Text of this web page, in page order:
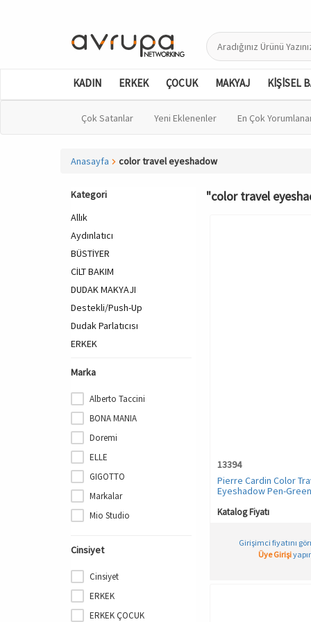
KADIN ERKEK ÇOCUK MAKYAJ KİŞİSEL
Çok Satanlar Yeni Eklenenler En Çok
Anasayfa color travel eyeshadow
Kategori
Allık
Aydınlatıcı
BÜSTİYER
CİLT BAKIM
DUDAK MAKYAJI
Destekli/Push-Up
Dudak Parlatıcısı
ERKEK
FANTEZİ GİYİM
GECELİK
GÖZ MAKYAJI
Göz Farı
KADIN
KADIN PLAJ GİYİM
KOLONYA
KORSE
Kolonya
MAKYAJ
Maske & Peeling
Nemlendirme
Marka
Alberto Taccini
BONA MANIA
Doremi
ELLE
GIGOTTO
Markalar
Mio Studio
MioFit
Miorre
PHEVOS
Pierre Cardin
Cinsiyet
Cinsiyet
ERKEK
ERKEK ÇOCUK
"color travel
13394
Pierre Cardin Color
Eyeshadow Pen-
Katalog Fiyatı
Girişimci fiyatını
Üye Girişi